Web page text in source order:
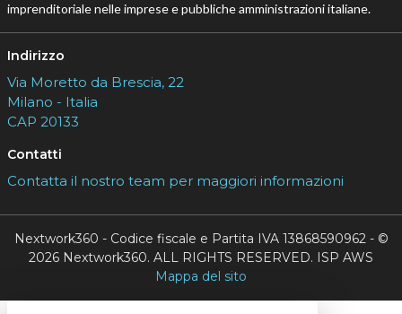
imprenditoriale nelle imprese e pubbliche amministrazioni italiane.
Indirizzo
Via Moretto da Brescia, 22
Milano - Italia
CAP 20133
Contatti
Contatta il nostro team per maggiori informazioni
Nextwork360 - Codice fiscale e Partita IVA 13868590962 - ©
2026 Nextwork360. ALL RIGHTS RESERVED. ISP AWS
Mappa del sito